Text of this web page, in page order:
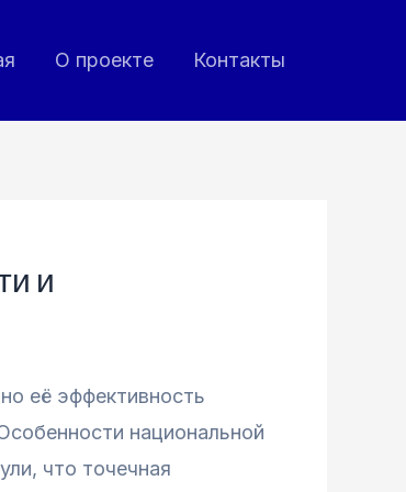
О проекте Контакты
и
её эффективность
национальной
что точечная